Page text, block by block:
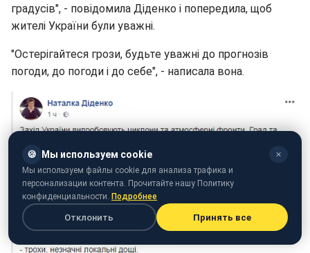
градусів", - повідомила Діденко і попередила, щоб
жителі України були уважні.
"Остерігайтеся грози, будьте уважні до прогнозів
погоди, до погоди і до себе", - написала вона.
🍪 Мы используем cookie ✕
Мы используем файлы cookie для анализа трафика и
персонализации контента. Прочитайте нашу Политику
конфиденциальности. Подробнее
Отклонить Принять все